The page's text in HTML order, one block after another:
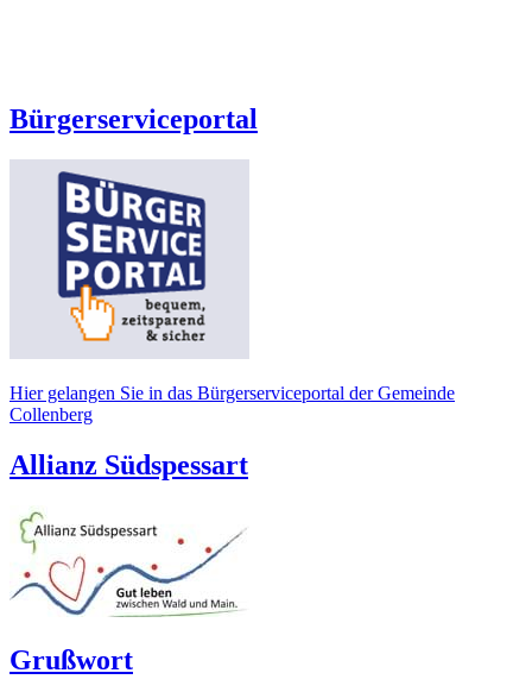
Bürgerserviceportal
Hier gelangen Sie in das Bürgerserviceportal der Gemeinde
Collenberg
Allianz Südspessart
Grußwort